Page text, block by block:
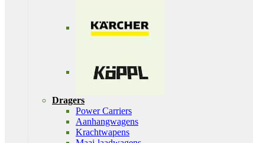
Dragers
Power Carriers
Aanhangwagens
Krachtwapens